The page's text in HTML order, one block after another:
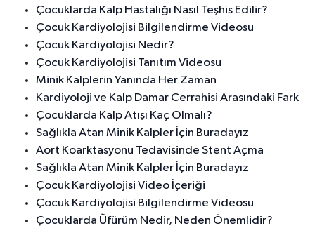
Çocuklarda Kalp Hastalığı Nasıl Teşhis Edilir?
Çocuk Kardiyolojisi Bilgilendirme Videosu
Çocuk Kardiyolojisi Nedir?
Çocuk Kardiyolojisi Tanıtım Videosu
Minik Kalplerin Yanında Her Zaman
Kardiyoloji ve Kalp Damar Cerrahisi Arasındaki Fark
Çocuklarda Kalp Atışı Kaç Olmalı?
Sağlıkla Atan Minik Kalpler İçin Buradayız
Aort Koarktasyonu Tedavisinde Stent Açma
Sağlıkla Atan Minik Kalpler İçin Buradayız
Çocuk Kardiyolojisi Video İçeriği
Çocuk Kardiyolojisi Bilgilendirme Videosu
Çocuklarda Üfürüm Nedir, Neden Önemlidir?